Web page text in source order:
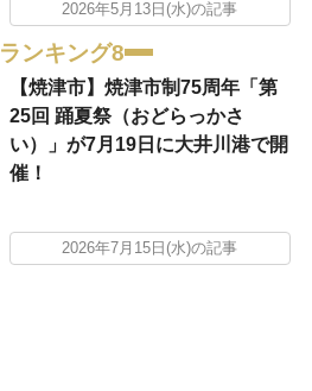
2026年5月13日(水)の記事
ランキング8
【焼津市】焼津市制75周年「第
25回 踊夏祭（おどらっかさ
い）」が7月19日に大井川港で開
催！
2026年7月15日(水)の記事